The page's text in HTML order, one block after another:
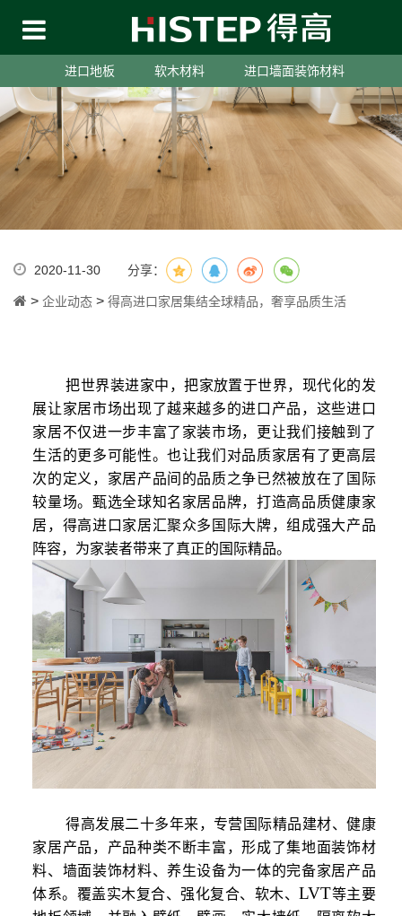
进口地板 软木材料 进口墙面装饰材料
2020-11-30 分享：
> 企业动态 > 得高进口家居集结全球精品，奢享品质生活
把世界装进家中，把家放置于世界，现代化的发
展让家居市场出现了越来越多的进口产品，这些进口
家居不仅进一步丰富了家装市场，更让我们接触到了
生活的更多可能性。也让我们对品质家居有了更高层
次的定义，家居产品间的品质之争已然被放在了国际
较量场。甄选全球知名家居品牌，打造高品质健康家
居，得高进口家居汇聚众多国际大牌，组成强大产品
阵容，为家装者带来了真正的国际精品。
得高发展二十多年来，专营国际精品建材、健康
家居产品，产品种类不断丰富，形成了集地面装饰材
料、墙面装饰材料、养生设备为一体的完备家居产品
体系。覆盖实木复合、强化复合、软木、 LVT等主要